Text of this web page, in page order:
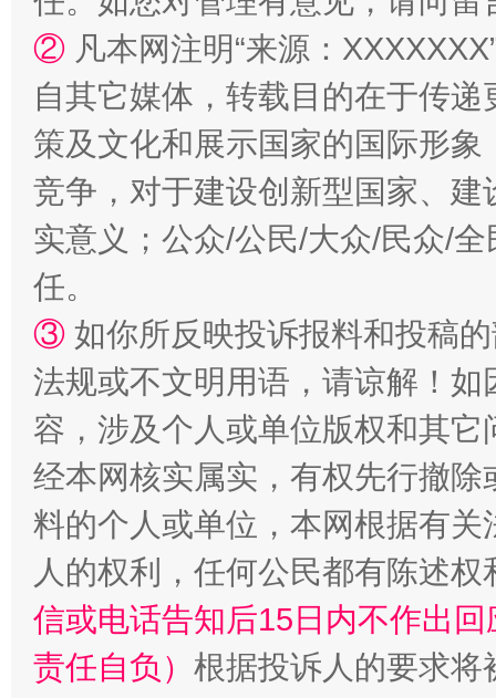
扯下公款旅游的“隐身衣” 如何以
“蜀中异人”王建安的艺术幻境
② 凡本网注明“来源：
自其它媒体，转载目的在于传
策及文化和展示国家的国际形
竞争，对于建设创新型国家、
实意义；公众/公民/大众/民众/
任。
③ 如你所反映投诉报料和投稿
法规或不文明用语，请谅解！
容，涉及个人或单位版权和其它
经本网核实属实，有权先行撤
料的个人或单位，本网根据有
人的权利，任何公民都有陈述
信或电话告知后15日内不作出
责任自负） 根据投诉人的要求将